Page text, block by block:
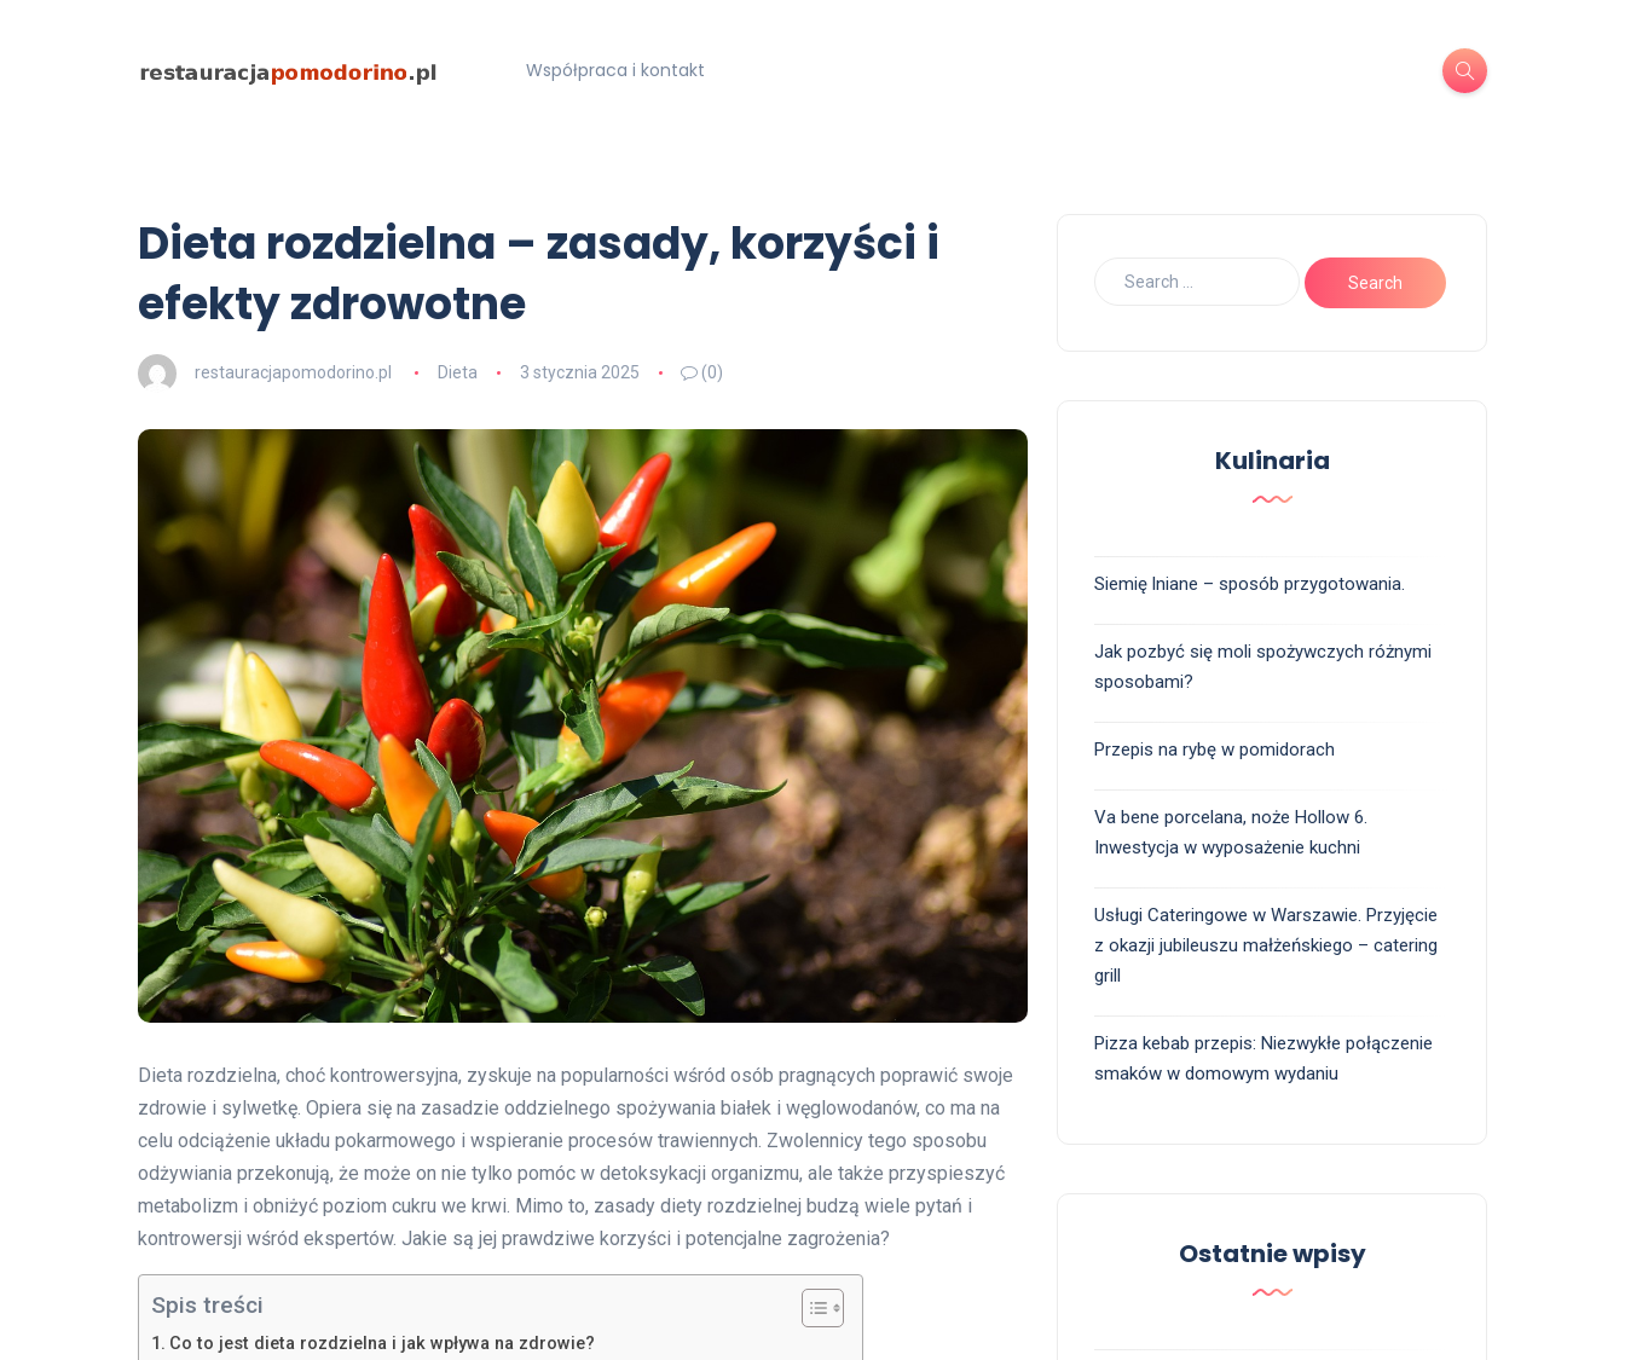
Współpraca i kontakt
Dieta rozdzielna – zasady, korzyści i
efekty zdrowotne
restauracjapomodorino.pl Dieta 3 stycznia 2025 (0)
Dieta rozdzielna, choć kontrowersyjna, zyskuje na popularności wśród osób pragnących poprawić swoje
zdrowie i sylwetkę. Opiera się na zasadzie oddzielnego spożywania białek i węglowodanów, co ma na
celu odciążenie układu pokarmowego i wspieranie procesów trawiennych. Zwolennicy tego sposobu
odżywiania przekonują, że może on nie tylko pomóc w detoksykacji organizmu, ale także przyspieszyć
metabolizm i obniżyć poziom cukru we krwi. Mimo to, zasady diety rozdzielnej budzą wiele pytań i
kontrowersji wśród ekspertów. Jakie są jej prawdziwe korzyści i potencjalne zagrożenia?
Spis treści
Co to jest dieta rozdzielna i jak wpływa na zdrowie?
Kulinaria
Siemię lniane – sposób przygotowania.
Jak pozbyć się moli spożywczych różnymi
sposobami?
Przepis na rybę w pomidorach
Va bene porcelana, noże Hollow 6.
Inwestycja w wyposażenie kuchni
Usługi Cateringowe w Warszawie. Przyjęcie
z okazji jubileuszu małżeńskiego – catering
grill
Pizza kebab przepis: Niezwykłe połączenie
smaków w domowym wydaniu
Ostatnie wpisy